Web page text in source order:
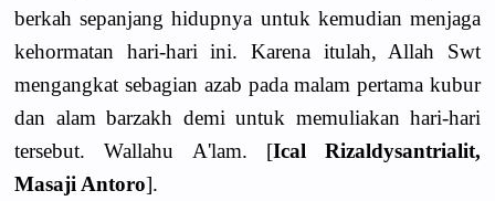
berkah sepanjang hidupnya untuk kemudian menjaga
kehormatan hari-hari ini. Karena itulah, Allah Swt
mengangkat sebagian azab pada malam pertama kubur
dan alam barzakh demi untuk memuliakan hari-hari
tersebut. Wallahu A'lam. [Ical Rizaldysantrialit,
Masaji Antoro].